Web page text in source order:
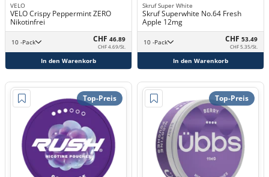
VELO
VELO Crispy Peppermint ZERO
Nikotinfrei
10 -Pack CHF 46.89
CHF 4.69/St.
In den Warenkorb
Skruf Super White
Skruf Superwhite No.64 Fresh
Apple 12mg
10 -Pack CHF 53.49
CHF 5.35/St.
In den Warenkorb
Top-Preis Top-Preis